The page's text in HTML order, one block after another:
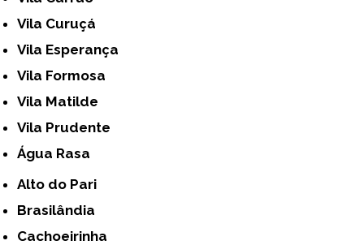
Vila Curuçá
Vila Esperança
Vila Formosa
Vila Matilde
Vila Prudente
Água Rasa
Alto do Pari
Brasilândia
Cachoeirinha